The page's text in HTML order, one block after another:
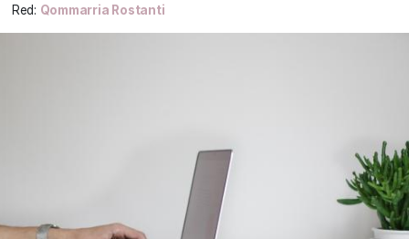
Red: Qommarria Rostanti